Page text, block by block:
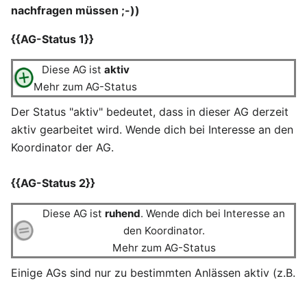
nachfragen müssen ;-))
{{AG-Status 1}}
Diese AG ist aktiv
Mehr zum AG-Status
Der Status "aktiv" bedeutet, dass in dieser AG derzeit
aktiv gearbeitet wird. Wende dich bei Interesse an den
Koordinator der AG.
{{AG-Status 2}}
Diese AG ist ruhend. Wende dich bei Interesse an
den Koordinator.
Mehr zum AG-Status
Einige AGs sind nur zu bestimmten Anlässen aktiv (z.B.